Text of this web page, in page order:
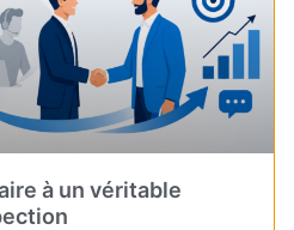
à un véritable